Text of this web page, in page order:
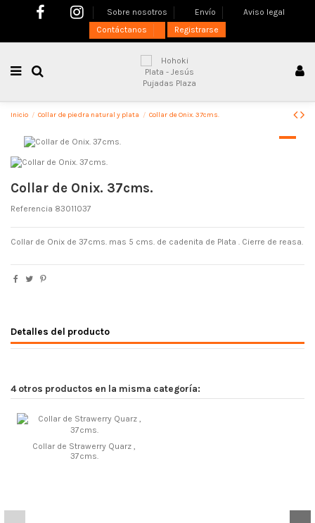
Sobre nosotros Envío
Aviso legal
Contáctanos
Registrarse
Inicio Collar de piedra natural y plata Collar de Onix. 37cms.
Collar de Onix. 37cms.
Referencia 83011037
Collar de Onix de 37cms. mas 5 cms. de cadenita de Plata . Cierre de reasa.
Detalles del producto
4 otros productos en la misma categoría:
Collar de Strawerry Quarz ,
37cms.